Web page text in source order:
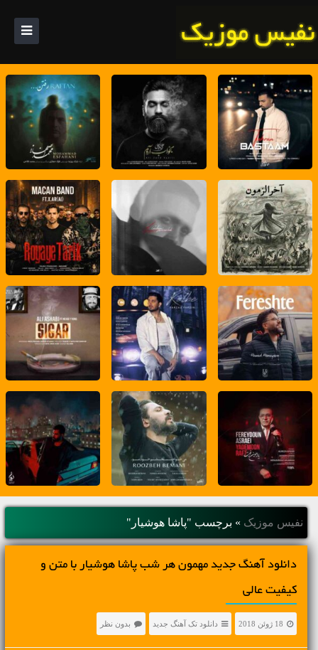
نفیس موزیک » برچسب "پاشا هوشیار"
دانلود آهنگ جديد مهمون هر شب پاشا هوشیار با متن و
کیفیت عالی
18 ژوئن 2018 دانلود تک آهنگ جدید بدون نظر